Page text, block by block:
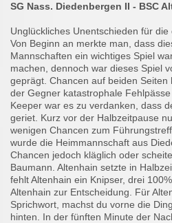
SG Nass. Diedenbergen II - BSC
Unglückliches Unentschieden für die
Von Beginn an merkte man, dass
Mannschaften ein wichtiges Spiel
machen, dennoch war dieses Spiel
geprägt. Chancen auf beiden
der Gegner katastrophale
Keeper war es zu verdanken, dass
geriet. Kurz vor der Halbzeitpause
wenigen Chancen zum
wurde die Heimmannschaft aus
Chancen jedoch kläglich oder
Baumann. Altenhain setzte in
fehlt Altenhain ein Knipser, drei
Altenhain zur Entscheidung. Für
Sprichwort, machst du vorne die
hinten. In der fünften Minute der